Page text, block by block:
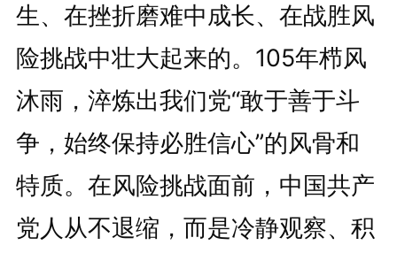
生、在挫折磨难中成长、在战胜风
险挑战中壮大起来的。105年栉风
沐雨，淬炼出我们党“敢于善于斗
争，始终保持必胜信心”的风骨和
特质。在风险挑战面前，中国共产
党人从不退缩，而是冷静观察、积